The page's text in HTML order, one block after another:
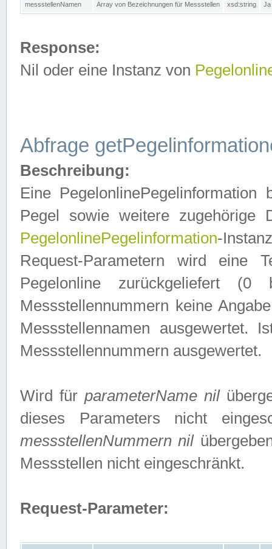
messstellenNamen Array von Bezeichnungen für Messstellen xsd:string Ja
Response:
Nil oder eine Instanz von
Abfrage
Beschreibung:
Eine
Pegel sowie weitere zugehörige
PegelonlinePegelinformation-
Request-Parametern wird eine
Pegelonline zurückgeliefert
Messstellennummern keine
Messstellennamen ausgewertet.
Messstellennummern ausgewertet.
Wird fürparameterName nil
dieses Parameters nicht
messstellenNummern nil
Messstellen nicht eingeschränkt.
Request-Parameter: